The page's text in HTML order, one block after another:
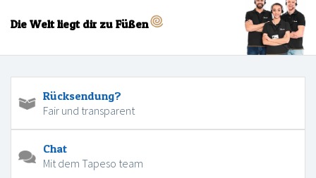
Die Welt liegt dir zu Füßen
Rücksendung?
Fair und transparent
Chat
Mit dem Tapeso team